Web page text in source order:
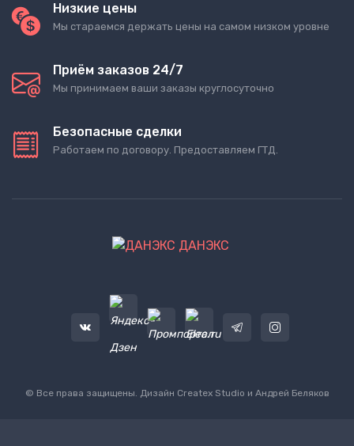
Низкие цены
Мы стараемся держать цены на самом низком уровне
Приём заказов 24/7
Мы принимаем ваши заказы круглосуточно
Безопасные сделки
Работаем по договору. Предоставляем ГТД.
ДАНЭКС
© Все права защищены. Дизайн Createx Studio и Андрей Беляков